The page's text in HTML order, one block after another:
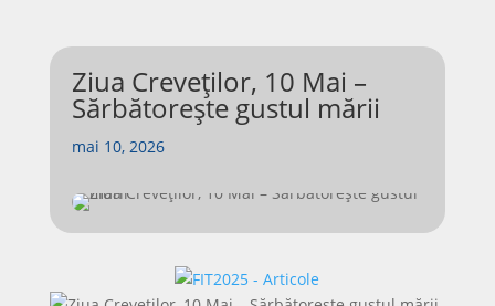
Ziua Creveților, 10 Mai –
Sărbătorește gustul mării
mai 10, 2026